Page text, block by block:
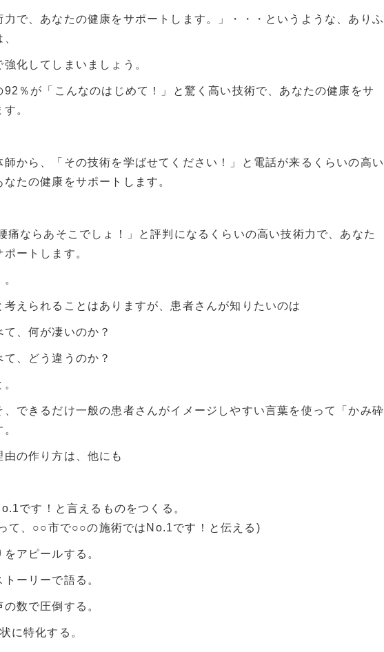
力で、あなたの健康をサポートします。」・・・というような、ありふ
強化してしまいましょう。
92％が「こんなのはじめて！」と驚く高い技術で、あなたの健康をサ
。
師から、「その技術を学ばせてください！」と電話が来るくらいの高い
なたの健康をサポートします。
痛ならあそこでしょ！」と評判になるくらいの高い技術力で、あなた
ートします。
考えられることはありますが、患者さんが知りたいのは
て、何が凄いのか？
て、どう違うのか？
、できるだけ一般の患者さんがイメージしやすい言葉を使って「かみ砕
由の作り方は、他にも
です！と言えるものをつくる。
て、○○市で○○の施術ではNo.1です！と伝える)
をアピールする。
トーリーで語る。
の数で圧倒する。
に特化する。